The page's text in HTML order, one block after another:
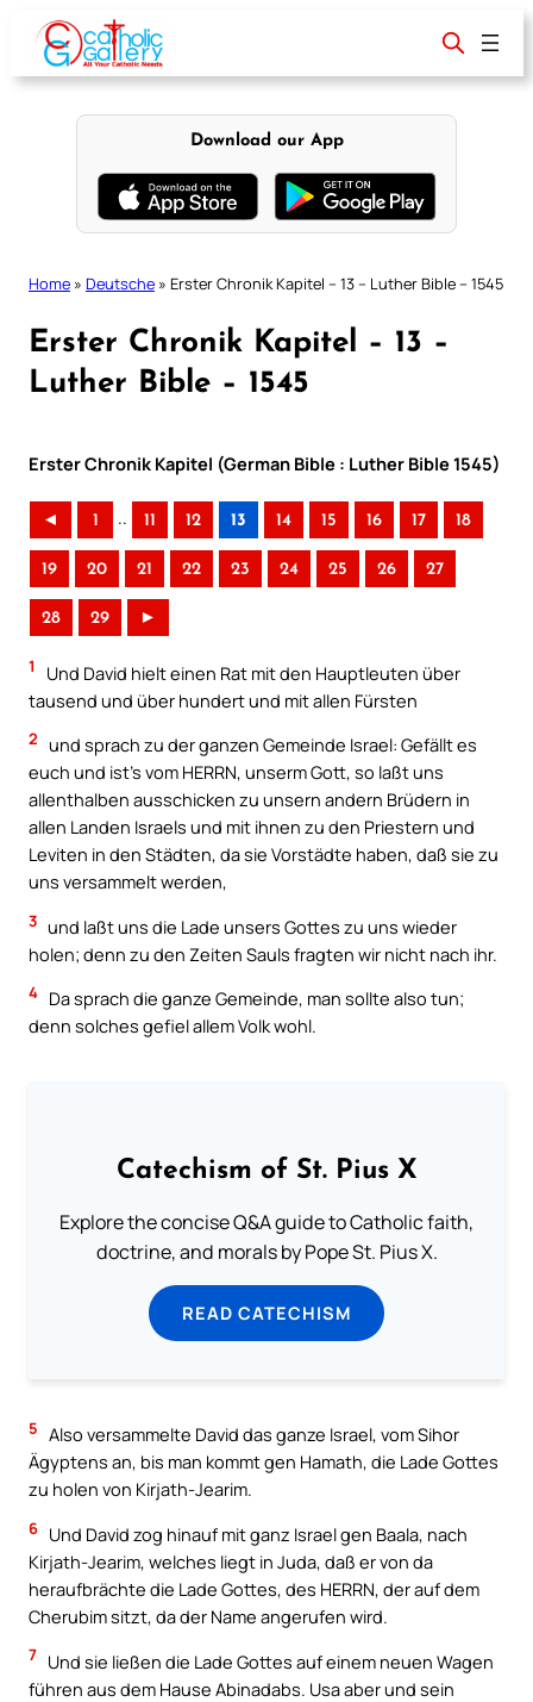
content
Download our App
Home » Deutsche » Erster Chronik Kapitel – 13 – Luther Bible – 1545
Erster Chronik Kapitel – 13 –
Luther Bible – 1545
Erster Chronik Kapitel (German Bible : Luther Bible 1545)
◄ 1 .. 11 12 13 14 15 16 17 18
19 20 21 22 23 24 25 26 27
28 29 ►
1
Und David hielt einen Rat mit den Hauptleuten über
tausend und über hundert und mit allen Fürsten
2 und sprach zu der ganzen Gemeinde Israel: Gefällt es
euch und ist’s vom HERRN, unserm Gott, so laßt uns
allenthalben ausschicken zu unsern andern Brüdern in
allen Landen Israels und mit ihnen zu den Priestern und
Leviten in den Städten, da sie Vorstädte haben, daß sie zu
uns versammelt werden,
3 und laßt uns die Lade unsers Gottes zu uns wieder
holen; denn zu den Zeiten Sauls fragten wir nicht nach ihr.
4 Da sprach die ganze Gemeinde, man sollte also tun;
denn solches gefiel allem Volk wohl.
Catechism of St. Pius X
Explore the concise Q&A guide to Catholic faith,
doctrine, and morals by Pope St. Pius X.
READ CATECHISM
5 Also versammelte David das ganze Israel, vom Sihor
Ägyptens an, bis man kommt gen Hamath, die Lade Gottes
zu holen von Kirjath-Jearim.
6 Und David zog hinauf mit ganz Israel gen Baala, nach
Kirjath-Jearim, welches liegt in Juda, daß er von da
heraufbrächte die Lade Gottes, des HERRN, der auf dem
Cherubim sitzt, da der Name angerufen wird.
7 Und sie ließen die Lade Gottes auf einem neuen Wagen
führen aus dem Hause Abinadabs. Usa aber und sein